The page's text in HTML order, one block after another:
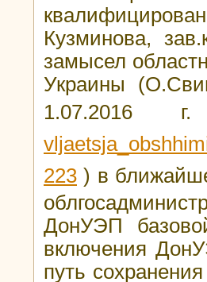
Кузминова,
замысел
Украины
1.07.2016
223 ) в
ДонУЭП
включения
путь